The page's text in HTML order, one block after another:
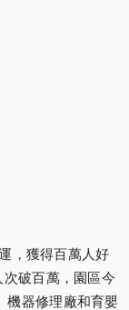
，獲得百萬人好
破百萬，園區今
機器修理廠和育嬰